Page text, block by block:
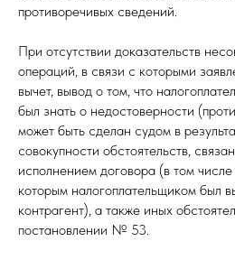
противоречивых сведений.
При отсутствии доказательств
операций, в связи с которыми
вычет, вывод о том, что
был знать о недостоверности
может быть сделан судом в
совокупности обстоятельств,
исполнением договора (в том
которым налогоплательщиком был
контрагент), а также иных
постановлении № 53.